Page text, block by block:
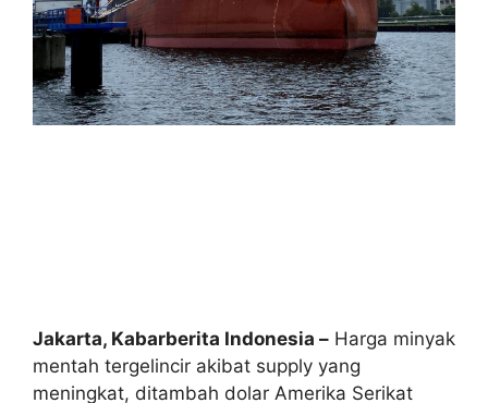
Jakarta, Kabarberita Indonesia – Harga minyak
mentah tergelincir akibat supply yang
meningkat, ditambah dolar Amerika Serikat